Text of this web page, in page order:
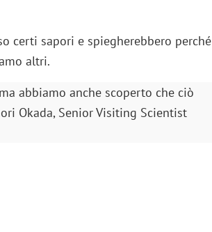
certi sapori e spiegherebbero perché
altri.
abbiamo anche scoperto che ciò
Okada, Senior Visiting Scientist